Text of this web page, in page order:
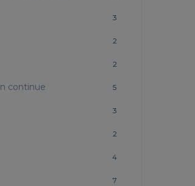
3
2
2
continue 5
3
2
4
7